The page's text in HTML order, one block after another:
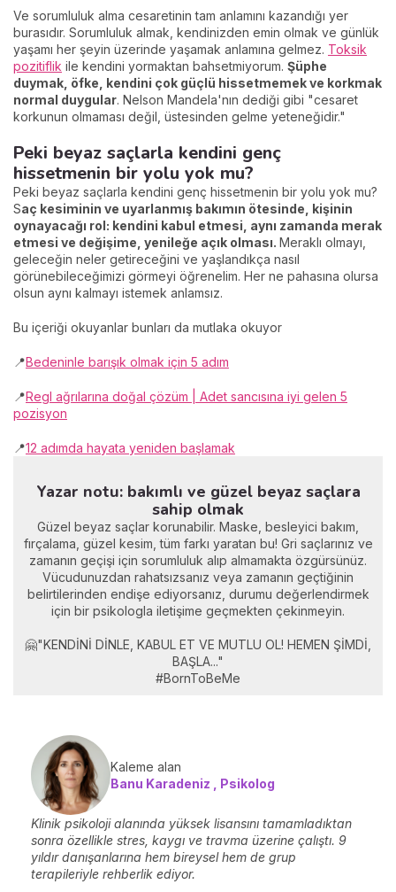
Ve sorumluluk alma cesaretinin tam anlamını kazandığı yer
burasıdır. Sorumluluk almak, kendinizden emin olmak ve günlük
yaşamı her şeyin üzerinde yaşamak anlamına gelmez. Toksik
pozitiflik ile kendini yormaktan bahsetmiyorum. Şüphe
duymak, öfke, kendini çok güçlü hissetmemek ve korkmak
normal duygular. Nelson Mandela'nın dediği gibi "cesaret
korkunun olmaması değil, üstesinden gelme yeteneğidir."
Peki beyaz saçlarla kendini genç
hissetmenin bir yolu yok mu?
Peki beyaz saçlarla kendini genç hissetmenin bir yolu yok mu?
Saç kesiminin ve uyarlanmış bakımın ötesinde, kişinin
oynayacağı rol: kendini kabul etmesi, aynı zamanda merak
etmesi ve değişime, yenileğe açık olması. Meraklı olmayı,
geleceğin neler getireceğini ve yaşlandıkça nasıl
görünebileceğimizi görmeyi öğrenelim. Her ne pahasına olursa
olsun aynı kalmayı istemek anlamsız.
Bu içeriği okuyanlar bunları da mutlaka okuyor
📍Bedeninle barışık olmak için 5 adım
📍Regl ağrılarına doğal çözüm | Adet sancısına iyi gelen 5
pozisyon
📍12 adımda hayata yeniden başlamak
Yazar notu: bakımlı ve güzel beyaz saçlara
sahip olmak
Güzel beyaz saçlar korunabilir. Maske, besleyici bakım,
fırçalama, güzel kesim, tüm farkı yaratan bu! Gri saçlarınız ve
zamanın geçişi için sorumluluk alıp almamakta özgürsünüz.
Vücudunuzdan rahatsızsanız veya zamanın geçtiğinin
belirtilerinden endişe ediyorsanız, durumu değerlendirmek
için bir psikologla iletişime geçmekten çekinmeyin.
🤗"KENDİNİ DİNLE, KABUL ET VE MUTLU OL! HEMEN ŞİMDİ,
BAŞLA..."
#BornToBeMe
Kaleme alan
Banu Karadeniz , Psikolog
Klinik psikoloji alanında yüksek lisansını tamamladıktan
sonra özellikle stres, kaygı ve travma üzerine çalıştı. 9
yıldır danışanlarına hem bireysel hem de grup
terapileriyle rehberlik ediyor.